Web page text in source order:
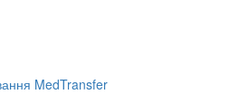
MedTransfer